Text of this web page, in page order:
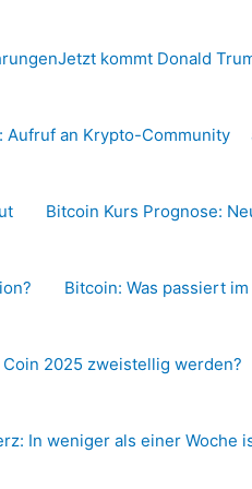
Jetzt kommt Donald
Aufruf an Krypto-Community
Bitcoin Kurs Prognose:
Bitcoin: Was passiert
2025 zweistellig werden?
In weniger als einer Woche